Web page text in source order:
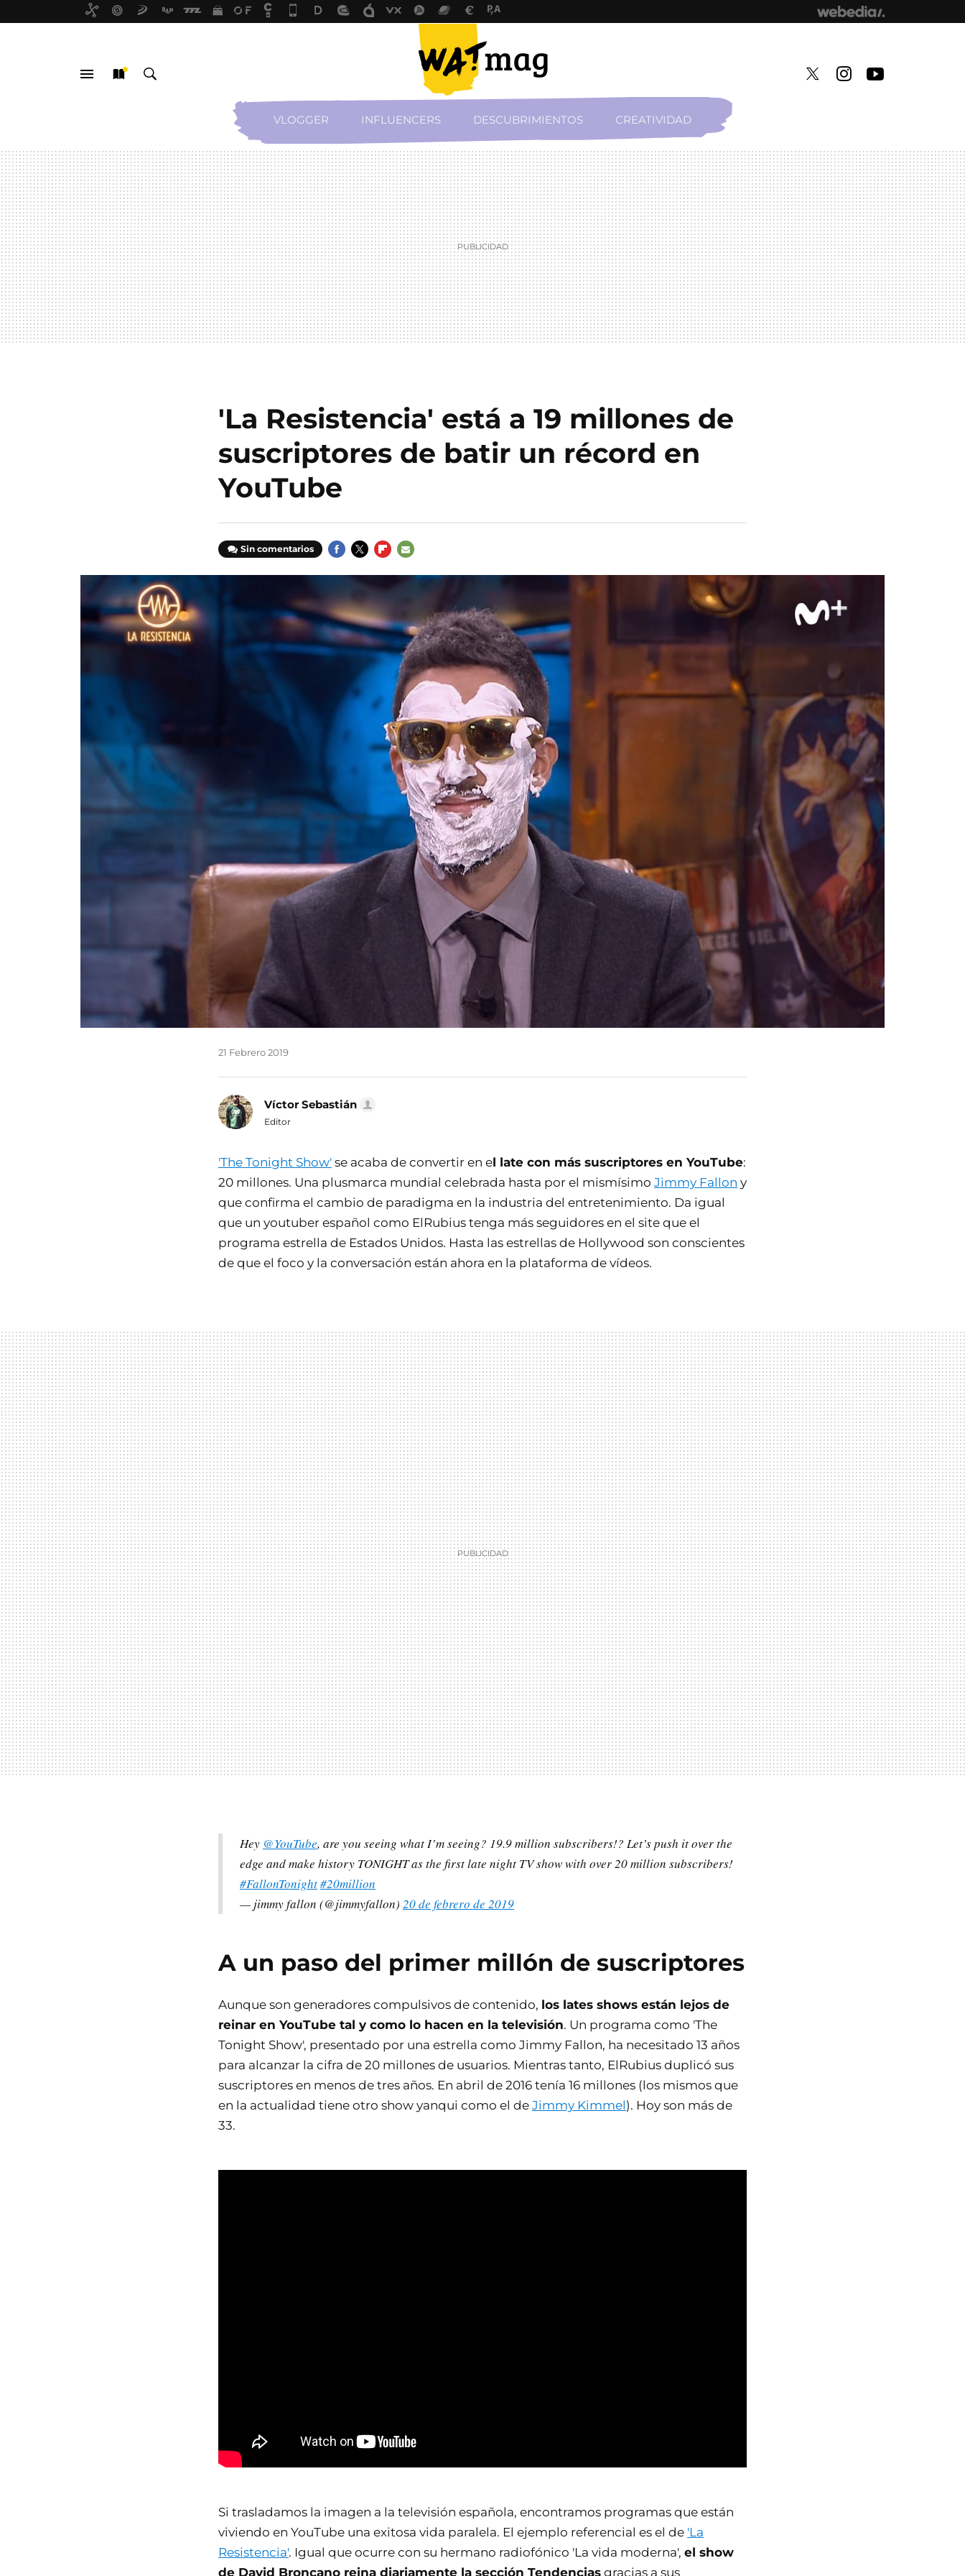
VLOGGER INFLUENCERS DESCUBRIMIENTOS CREATIVIDAD
'La Resistencia' está a 19 millones de
suscriptores de batir un récord en
YouTube
Sin comentarios
MAIL
21 Febrero 2019
Víctor Sebastián
Editor
'The Tonight Show' se acaba de convertir en el late con más suscriptores en YouTube:
20 millones. Una plusmarca mundial celebrada hasta por el mismísimo Jimmy Fallon y
que confirma el cambio de paradigma en la industria del entretenimiento. Da igual
que un youtuber español como ElRubius tenga más seguidores en el site que el
programa estrella de Estados Unidos. Hasta las estrellas de Hollywood son conscientes
de que el foco y la conversación están ahora en la plataforma de vídeos.
Hey @YouTube, are you seeing what I’m seeing? 19.9 million subscribers!? Let’s push it over the
edge and make history TONIGHT as the first late night TV show with over 20 million subscribers!
#FallonTonight#20million
— jimmy fallon (@jimmyfallon) 20 de febrero de 2019
A un paso del primer millón de suscriptores
Aunque son generadores compulsivos de contenido, los lates shows están lejos de
reinar en YouTube tal y como lo hacen en la televisión. Un programa como 'The
Tonight Show', presentado por una estrella como Jimmy Fallon, ha necesitado 13 años
para alcanzar la cifra de 20 millones de usuarios. Mientras tanto, ElRubius duplicó sus
suscriptores en menos de tres años. En abril de 2016 tenía 16 millones (los mismos que
en la actualidad tiene otro show yanqui como el de Jimmy Kimmel). Hoy son más de
33.
Si trasladamos la imagen a la televisión española, encontramos programas que están
viviendo en YouTube una exitosa vida paralela. El ejemplo referencial es el de 'La
Resistencia'. Igual que ocurre con su hermano radiofónico 'La vida moderna', el show
de David Broncano reina diariamente la sección Tendencias gracias a sus